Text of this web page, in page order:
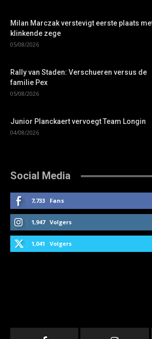
Milan Marczak verstevigt eerste plaats
klinkende zege
05/08/2026
Rally van Staden: Verschueren versus de
familie Pex
05/08/2026
Junior Planckaert vervoegt Team Longin
04/08/2026
Social Media
7,733 Fans
1,947 Volgers
1,041 Volgers